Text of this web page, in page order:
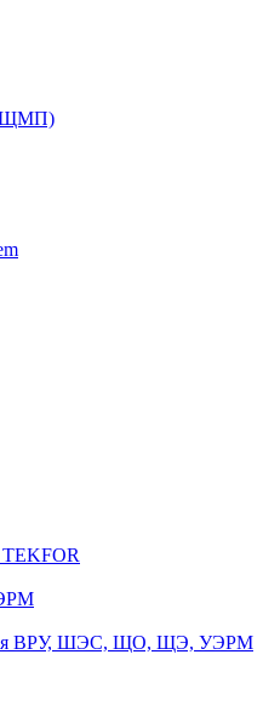
TEKFOR
для ВРУ, ШЭС, ЩО, ЩЭ, УЭРМ